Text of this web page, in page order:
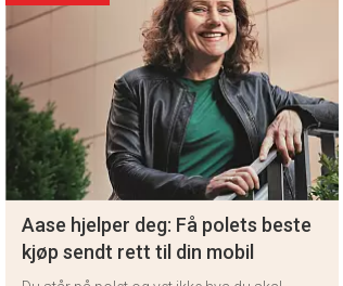
Aase hjelper deg: Få polets beste
kjøp sendt rett til din mobil